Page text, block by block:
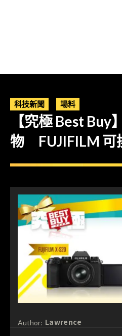
科技新聞 場料
【究極 Best Buy
物 FUJIFILM 可
Author: Lawrence